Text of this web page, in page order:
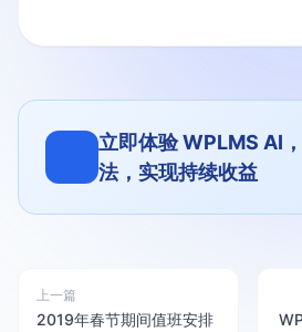
立即体验 WPLMS AI
法，实现持续收益
上一篇
2019年春节期间值班安排